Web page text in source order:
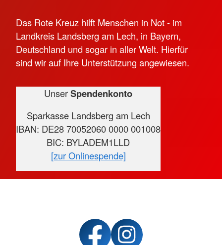
Das Rote Kreuz hilft Menschen in Not - im
Landkreis Landsberg am Lech, in Bayern,
Deutschland und sogar in aller Welt. Hierfür
sind wir auf Ihre Unterstützung angewiesen.
UnserSpendenkonto
Sparkasse Landsberg am Lech
IBAN: DE28 70052060 0000 001008
BIC: BYLADEM1LLD
[zur Onlinespende]